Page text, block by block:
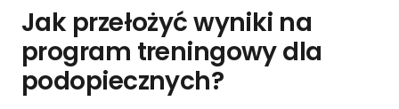
Jak przełożyć wyniki na
program treningowy dla
podopiecznych?